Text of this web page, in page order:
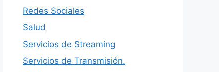
Redes Sociales
Salud
Servicios de Streaming
Servicios de Transmisión.